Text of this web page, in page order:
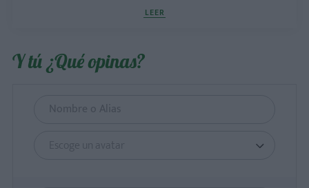
LEER
Y tú ¿Qué opinas?
Escoge un avatar